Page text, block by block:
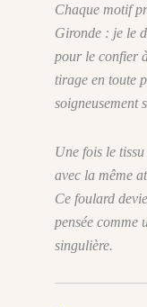
Chaque motif
Gironde : je le
pour le confier
tirage en toute
soigneusement
Une fois le
avec la même
Ce foulard
pensée comme
singulière.